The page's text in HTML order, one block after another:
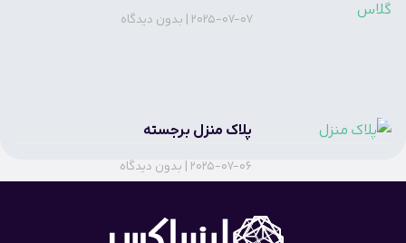
2025-07-07 بدون دیدگاه
پلاک منزل برجسته
2025-07-06 بدون دیدگاه